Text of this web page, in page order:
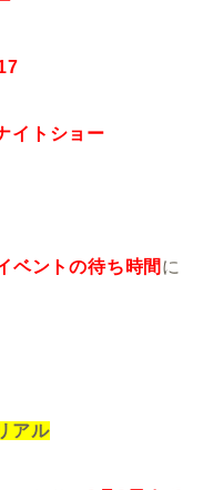
イトショー
ベントの待ち時間 に
アル